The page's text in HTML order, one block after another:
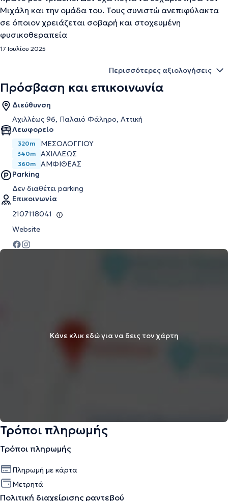
Μιχάλη και την ομάδα του. Τους συνιστώ ανεπιφύλακτα
σε όποιον χρειάζεται σοβαρή και στοχευμένη
φυσικοθεραπεία
17 Ιουλίου 2025
Περισσότερες αξιολογήσεις
Πρόσβαση και επικοινωνία
Διεύθυνση
Αχιλλέως 96, Παλαιό Φάληρο, Αττική
Λεωφορείο
320m ΜΕΣΟΛΟΓΓΙΟΥ
340m ΑΧΙΛΛΕΩΣ
360m
ΑΜΦΙΘΕΑΣ
Parking
Δεν διαθέτει parking
Επικοινωνία
2107118041
Website
Κάνε κλικ εδώ για να δεις τον χάρτη
Τρόποι πληρωμής
Τρόποι πληρωμής
Πληρωμή με κάρτα
Μετρητά
Πολιτική διαχείρισης ραντεβού